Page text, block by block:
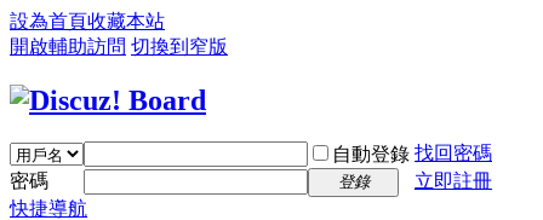
設為首頁收藏本站
開啟輔助訪問 切換到窄版
自動登錄 找回密碼
密碼
登錄
立即註冊
快捷導航